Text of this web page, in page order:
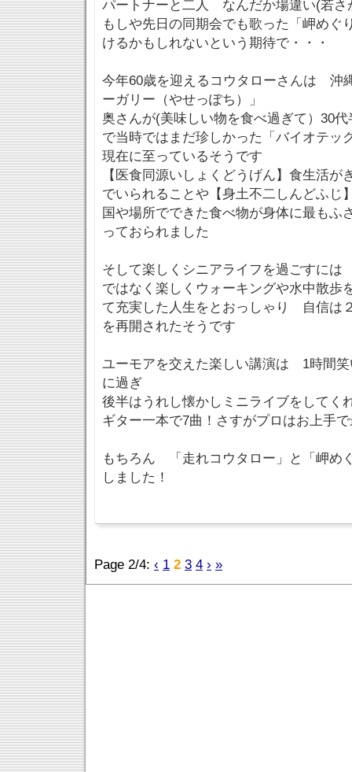
パートナーと二人 なんだか場違い(若
もしや先日の同期会でも歌った「岬めぐ
けるかもしれないという期待で・・・
今年60歳を迎えるコウタローさんは 沖
ーガリー（やせっぽち）」
奥さんが(美味しい物を食べ過ぎて）30
で当時ではまだ珍しかった「バイオテッ
現在に至っているそうです
【医食同源いしょくどうげん】食生活が
でいられることや【身土不二しんどふじ
国や場所でできた食べ物が身体に最もふ
っておられました
そして楽しくシニアライフを過ごすに
ではなく楽しくウォーキングや水中散
て充実した人生をとおっしゃり 自信は
を再開されたそうです
ユーモアを交えた楽しい講演は 1時間
に過ぎ
後半はうれし懐かしミニライブをしてく
ギター一本で7曲！さすがプロはお上手
もちろん 「走れコウタロー」と「岬め
しました！
Page 2/4: ‹ 1 2 3 4 › »